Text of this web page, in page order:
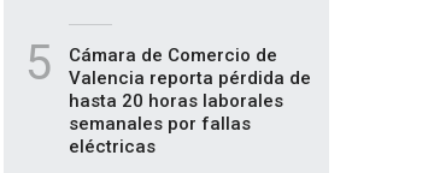
5
Cámara de Comercio de
Valencia reporta pérdida de
hasta 20 horas laborales
semanales por fallas
eléctricas